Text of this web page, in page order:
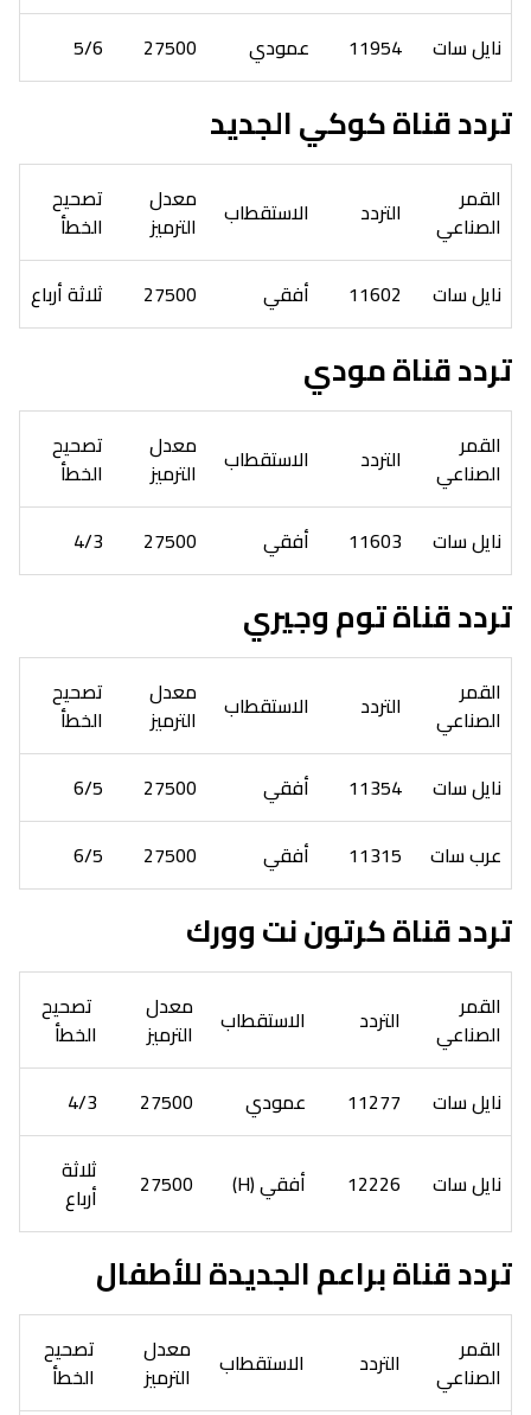
نايل سات
11954 عمودي 27500
5/6
تردد قناة كوكي الجديد
القمر
الصناعي
التردد الاستقطاب
معدل
الترميز
تصحيح
الخطأ
نايل سات
11602 أفقي 27500 ثلاثة أرباع
تردد قناة مودي
القمر
الصناعي
التردد الاستقطاب
معدل
الترميز
تصحيح
الخطأ
نايل سات
11603 أفقي 27500
4/3
تردد قناة توم وجيري
القمر
الصناعي
التردد الاستقطاب
معدل
الترميز
تصحيح
الخطأ
نايل سات
11354 أفقي 27500
6/5
عرب سات
11315 أفقي 27500
6/5
تردد قناة كرتون نت وورك
القمر
الصناعي
التردد الاستقطاب
معدل
الترميز
تصحيح
الخطأ
نايل سات
11277 عمودي 27500
4/3
نايل سات 12226 أفقي (H) 27500
ثلاثة
أرباع
تردد قناة براعم الجديدة للأطفال
القمر
الصناعي
التردد الاستقطاب
معدل
الترميز
تصحيح
الخطأ